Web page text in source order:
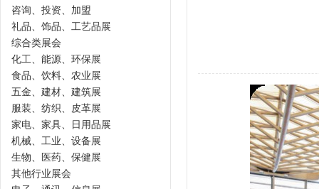
咨询、投资、加盟
礼品、饰品、工艺品展
综合类展会
化工、能源、环保展
食品、饮料、农业展
五金、建材、建筑展
服装、纺织、皮革展
家电、家具、日用品展
机械、工业、设备展
生物、医药、保健展
其他行业展会